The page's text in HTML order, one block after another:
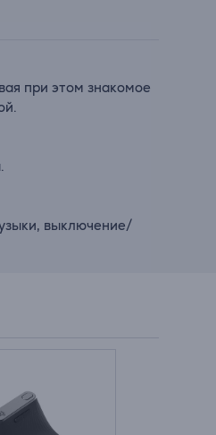
при этом знакомое
выключение/